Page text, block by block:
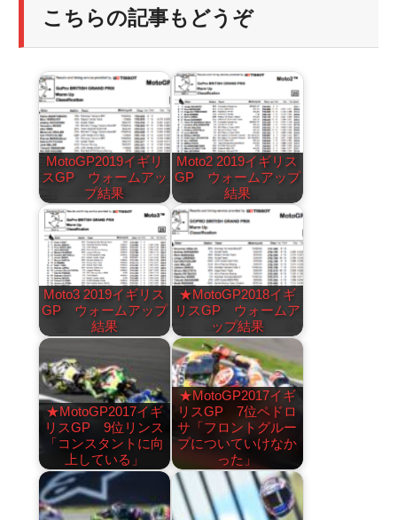
こちらの記事もどうぞ
MotoGP2019イギリ
スGP ウォームアッ
プ結果
Moto2 2019イギリス
GP ウォームアップ
結果
Moto3 2019イギリス
GP ウォームアップ
結果
★MotoGP2018イギ
リスGP ウォームア
ップ結果
★MotoGP2017イギ
リスGP 9位リンス
「コンスタントに向
上している」
★MotoGP2017イギ
リスGP 7位ペドロ
サ「フロントグルー
プについていけなか
った」